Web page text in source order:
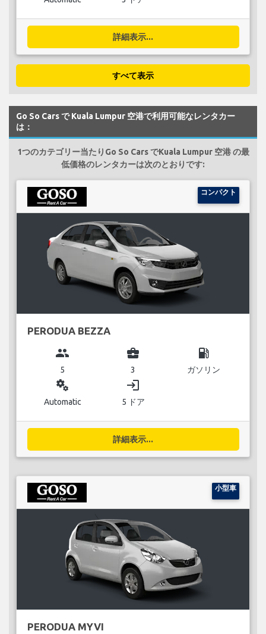
詳細表示...
すべて表示
Go So Cars で Kuala Lumpur 空港で利用可能なレンタカー
は：
1つのカテゴリー当たりGo So Cars でKuala Lumpur 空港 の最
低価格のレンタカーは次のとおりです:
コンパクト
PERODUA BEZZA
group
5
business_center
3
local_gas_station
ガソリン
miscellaneous_services
Automatic
login
5 ドア
詳細表示...
小型車
PERODUA MYVI